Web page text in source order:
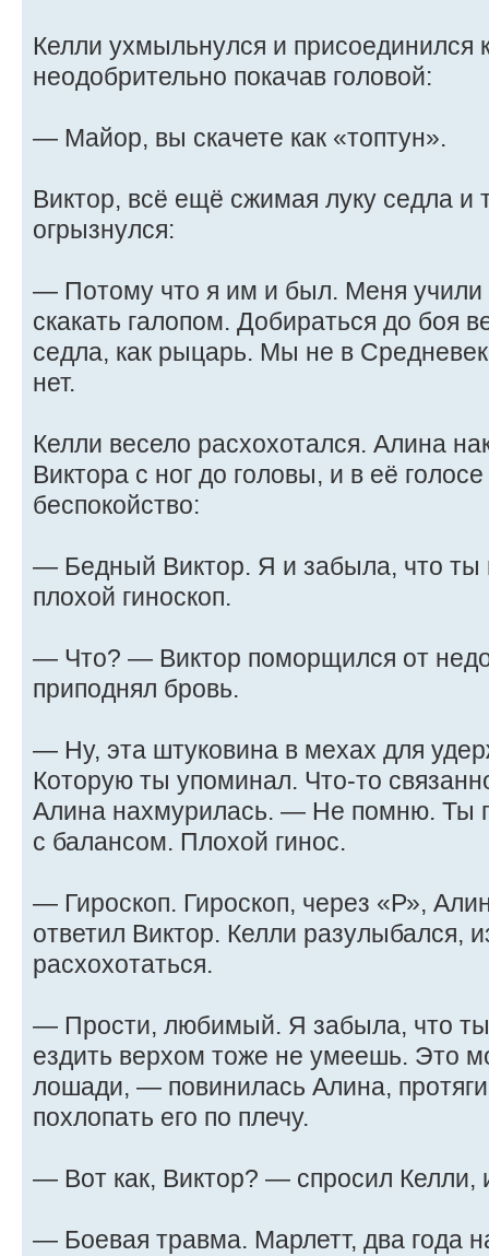
Келли ухмыльнулся и присоединился
неодобрительно покачав головой:
— Майор, вы скачете как «топтун».
Виктор, всё ещё сжимая луку седла и
огрызнулся:
— Потому что я им и был. Меня учили
скакать галопом. Добираться до боя
седла, как рыцарь. Мы не в
нет.
Келли весело расхохотался. Алина
Виктора с ног до головы, и в её
беспокойство:
— Бедный Виктор. Я и забыла, что ты
плохой гиноскоп.
— Что? — Виктор поморщился от
приподнял бровь.
— Ну, эта штуковина в мехах для
Которую ты упоминал. Что-то
Алина нахмурилась. — Не помню. Ты
с балансом. Плохой гинос.
— Гироскоп. Гироскоп, через «Р»,
ответил Виктор. Келли разулыбался,
расхохотаться.
— Прости, любимый. Я забыла, что
ездить верхом тоже не умеешь. Это
лошади, — повинилась Алина,
похлопать его по плечу.
— Вот как, Виктор? — спросил Келли,
— Боевая травма. Марлетт, два года